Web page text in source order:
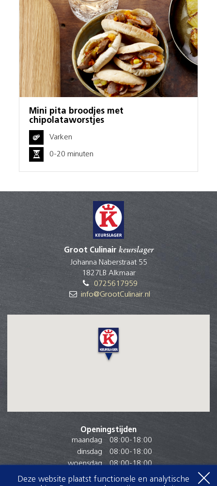
Mini pita broodjes met
chipolataworstjes
Varken
0-20 minuten
Groot Culinair keurslager
Johanna Naberstraat 55
1827LB Alkmaar
0725617959
info@GrootCulinair.nl
Openingstijden
maandag
08:00-18:00
dinsdag
08:00-18:00
woensdag
08:00-18:00
donderdag
08:00 -
Deze website plaatst functionele en analytische